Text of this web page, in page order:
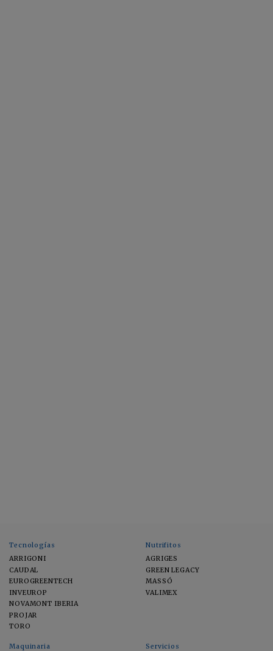
Tecnologías
ARRIGONI
CAUDAL
EUROGREENTECH
INVEUROP
NOVAMONT IBERIA
PROJAR
TORO
Nutrifitos
AGRIGES
GREEN LEGACY
MASSÓ
VALIMEX
Maquinaria
Servicios